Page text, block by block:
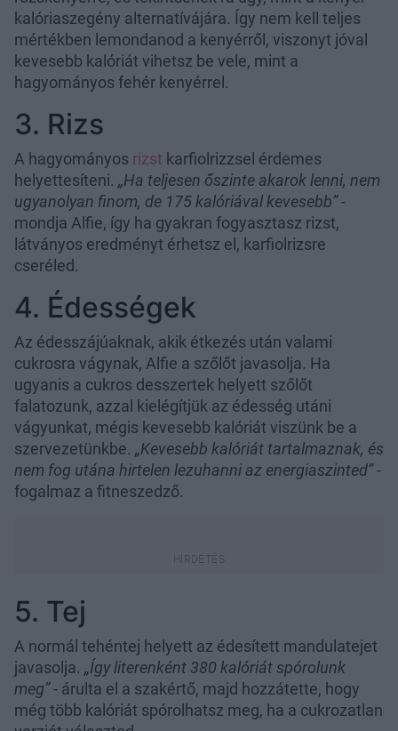
kalóriaszegény alternatívájára. Így nem kell teljes
mértékben lemondanod a kenyérről, viszonyt jóval
kevesebb kalóriát vihetsz be vele, mint a
hagyományos fehér kenyérrel.
3. Rizs
A hagyományos rizst karfiolrizzsel érdemes
helyettesíteni. „Ha teljesen őszinte akarok lenni, nem
ugyanolyan finom, de 175 kalóriával kevesebb”-
mondja Alfie, így ha gyakran fogyasztasz rizst,
látványos eredményt érhetsz el, karfiolrizsre
cseréled.
4. Édességek
Az édesszájúaknak, akik étkezés után valami
cukrosra vágynak, Alfie a szőlőt javasolja. Ha
ugyanis a cukros desszertek helyett szőlőt
falatozunk, azzal kielégítjük az édesség utáni
vágyunkat, mégis kevesebb kalóriát viszünk be a
szervezetünkbe. „Kevesebb kalóriát tartalmaznak, és
nem fog utána hirtelen lezuhanni az energiaszinted”-
fogalmaz a fitneszedző.
5. Tej
A normál tehéntej helyett az édesített mandulatejet
javasolja. „Így literenként 380 kalóriát spórolunk
meg”- árulta el a szakértő, majd hozzátette, hogy
még több kalóriát spórolhatsz meg, ha a cukrozatlan